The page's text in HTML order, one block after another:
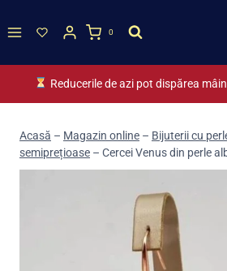
to
0
Reducerile de azi pot dispărea
Acasă – Magazin online – Bijuterii cu
semiprețioase – Cercei Venus din perle